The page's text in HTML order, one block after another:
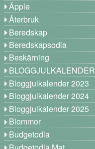
Äpple
Återbruk
Beredskap
Beredskapsodla
Beskärning
BLOGGJULKALENDER
Bloggjulkalender 2023
Bloggjulkalender 2024
Bloggjulkalender 2025
Blommor
Budgetodla